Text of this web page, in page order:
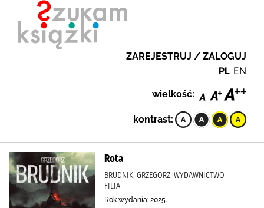
ZAREJESTRUJ / ZALOGUJ
PL EN
wielkość:
kontrast:
Rota
BRUDNIK, GRZEGORZ, WYDAWNICTWO
FILIA
Rok wydania: 2025.